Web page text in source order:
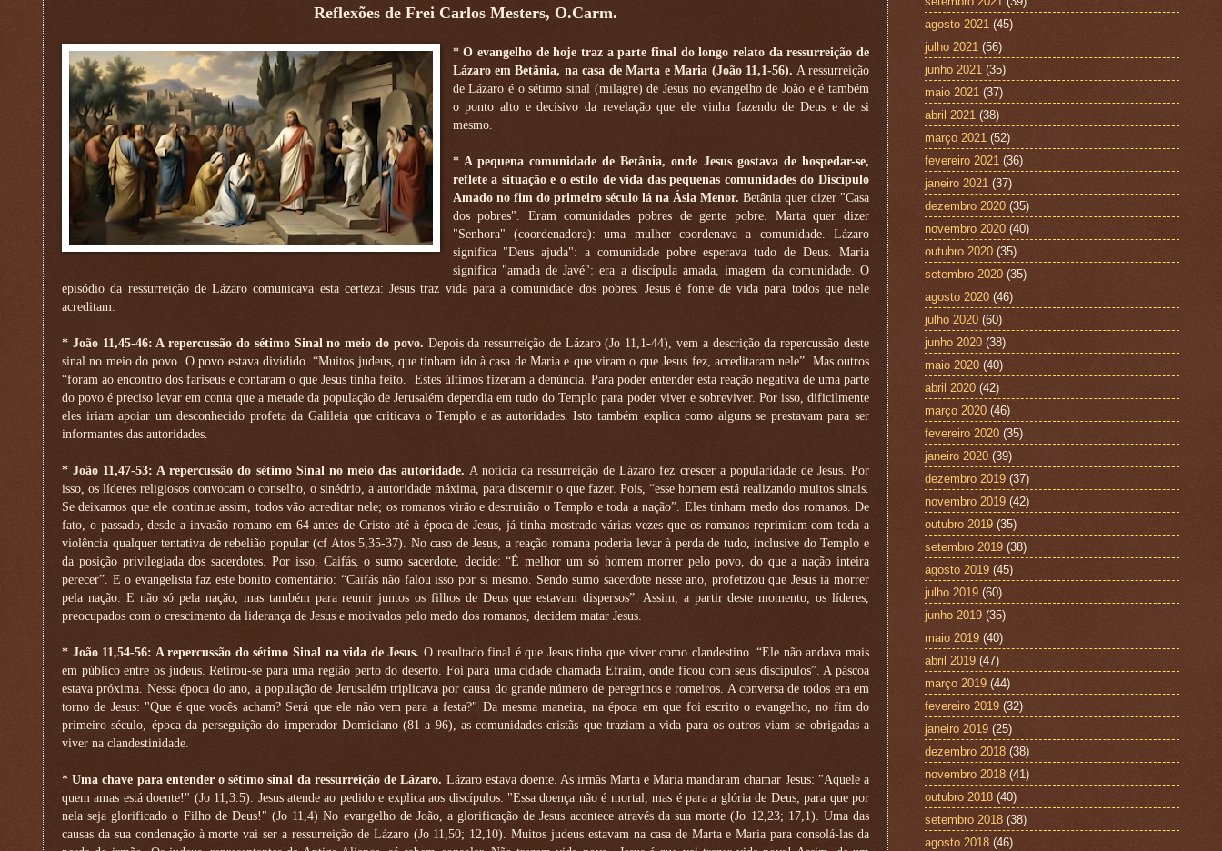
Reflexões de Frei Carlos Mesters, O.Carm.
* O evangelho de hoje traz a parte final do longo relato da ressurreição de
Lázaro em Betânia, na casa de Marta e Maria (João 11,1-56). A ressurreição
de Lázaro é o sétimo sinal (milagre) de Jesus no evangelho de João e é também
o ponto alto e decisivo da revelação que ele vinha fazendo de Deus e de si
mesmo.
* A pequena comunidade de Betânia, onde Jesus gostava de hospedar-se,
reflete a situação e o estilo de vida das pequenas comunidades do Discípulo
Amado no fim do primeiro século lá na Ásia Menor. Betânia quer dizer "Casa
dos pobres". Eram comunidades pobres de gente pobre. Marta quer dizer
"Senhora" (coordenadora): uma mulher coordenava a comunidade. Lázaro
significa "Deus ajuda": a comunidade pobre esperava tudo de Deus. Maria
significa "amada de Javé": era a discípula amada, imagem da comunidade. O
episódio da ressurreição de Lázaro comunicava esta certeza: Jesus traz vida para a comunidade dos pobres. Jesus é fonte de vida para todos que nele
acreditam.
* João 11,45-46: A repercussão do sétimo Sinal no meio do povo. Depois da ressurreição de Lázaro (Jo 11,1-44), vem a descrição da repercussão deste
sinal no meio do povo. O povo estava dividido. “Muitos judeus, que tinham ido à casa de Maria e que viram o que Jesus fez, acreditaram nele”. Mas outros
“foram ao encontro dos fariseus e contaram o que Jesus tinha feito.
Estes últimos fizeram a denúncia. Para poder entender esta reação negativa de uma parte
do povo é preciso levar em conta que a metade da população de Jerusalém dependia em tudo do Templo para poder viver e sobreviver. Por isso, dificilmente
eles iriam apoiar um desconhecido profeta da Galileia que criticava o Templo e as autoridades. Isto também explica como alguns se prestavam para ser
informantes das autoridades.
* João 11,47-53: A repercussão do sétimo Sinal no meio das autoridade. A notícia da ressurreição de Lázaro fez crescer a popularidade de Jesus. Por
isso, os líderes religiosos convocam o conselho, o sinédrio, a autoridade máxima, para discernir o que fazer. Pois, “esse homem está realizando muitos sinais.
Se deixamos que ele continue assim, todos vão acreditar nele; os romanos virão e destruirão o Templo e toda a nação”. Eles tinham medo dos romanos. De
fato, o passado, desde a invasão romano em 64 antes de Cristo até à época de Jesus, já tinha mostrado várias vezes que os romanos reprimiam com toda a
violência qualquer tentativa de rebelião popular (cf Atos 5,35-37). No caso de Jesus, a reação romana poderia levar à perda de tudo, inclusive do Templo e
da posição privilegiada dos sacerdotes. Por isso, Caifás, o sumo sacerdote, decide: “É melhor um só homem morrer pelo povo, do que a nação inteira
perecer”. E o evangelista faz este bonito comentário: “Caifás não falou isso por si mesmo. Sendo sumo sacerdote nesse ano, profetizou que Jesus ia morrer
pela nação. E não só pela nação, mas também para reunir juntos os filhos de Deus que estavam dispersos”. Assim, a partir deste momento, os líderes,
preocupados com o crescimento da liderança de Jesus e motivados pelo medo dos romanos, decidem matar Jesus.
* João 11,54-56: A repercussão do sétimo Sinal na vida de Jesus. O resultado final é que Jesus tinha que viver como clandestino. “Ele não andava mais
em público entre os judeus. Retirou-se para uma região perto do deserto. Foi para uma cidade chamada Efraim, onde ficou com seus discípulos”. A páscoa
estava próxima. Nessa época do ano, a população de Jerusalém triplicava por causa do grande número de peregrinos e romeiros. A conversa de todos era em
torno de Jesus: "Que é que vocês acham? Será que ele não vem para a festa?" Da mesma maneira, na época em que foi escrito o evangelho, no fim do
primeiro século, época da perseguição do imperador Domiciano (81 a 96), as comunidades cristãs que traziam a vida para os outros viam-se obrigadas a
viver na clandestinidade.
* Uma chave para entender o sétimo sinal da ressurreição de Lázaro. Lázaro estava doente. As irmãs Marta e Maria mandaram chamar Jesus: "Aquele a
quem amas está doente!" (Jo 11,3.5). Jesus atende ao pedido e explica aos discípulos: "Essa doença não é mortal, mas é para a glória de Deus, para que por
nela seja glorificado o Filho de Deus!" (Jo 11,4) No evangelho de João, a glorificação de Jesus acontece através da sua morte (Jo 12,23; 17,1). Uma das
causas da sua condenação à morte vai ser a ressurreição de Lázaro (Jo 11,50; 12,10). Muitos judeus estavam na casa de Marta e Maria para consolá-las da
agosto 2021 (45)
julho 2021 (56)
junho 2021 (35)
maio 2021 (37)
abril 2021 (38)
março 2021 (52)
fevereiro 2021 (36)
janeiro 2021 (37)
dezembro 2020 (35)
novembro 2020 (40)
outubro 2020 (35)
setembro 2020 (35)
agosto 2020 (46)
julho 2020 (60)
junho 2020 (38)
maio 2020 (40)
abril 2020 (42)
março 2020 (46)
fevereiro 2020 (35)
janeiro 2020 (39)
dezembro 2019 (37)
novembro 2019 (42)
outubro 2019 (35)
setembro 2019 (38)
agosto 2019 (45)
julho 2019 (60)
junho 2019 (35)
maio 2019 (40)
abril 2019 (47)
março 2019 (44)
fevereiro 2019 (32)
janeiro 2019 (25)
dezembro 2018 (38)
novembro 2018 (41)
outubro 2018 (40)
setembro 2018 (38)
agosto 2018 (46)